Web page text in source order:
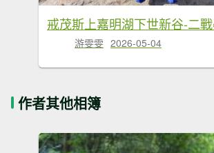
游雯雯 2026-05-04
作者其他相簿